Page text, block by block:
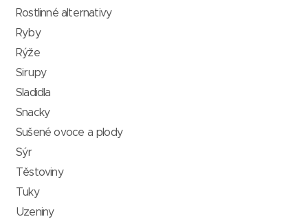
Rostlinné alternativy
Ryby
Rýže
Sirupy
Sladidla
Snacky
Sušené ovoce a plody
Sýr
Těstoviny
Tuky
Uzeniny